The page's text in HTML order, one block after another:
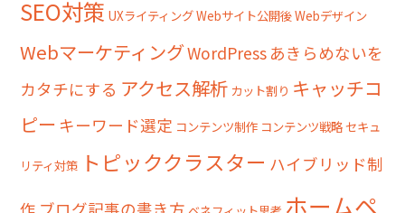
SEO対策 UXライティングWebサイト公開後Webデザイン
WebマーケティングWordPress あきらめないを
カタチにする アクセス解析 カット割り キャッチコ
ピー キーワード選定 コンテンツ制作 コンテンツ戦略セキュ
リティ対策 トピッククラスター ハイブリッド制
ホームペ